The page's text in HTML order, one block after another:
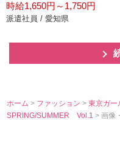
時給1,650円～1,750円
派遣社員 / 愛知県
ホーム > ファッション>東京ガー
SPRING/SUMMER Vol.1> 画像